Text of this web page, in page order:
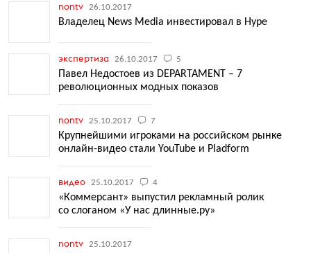
nontv 26.10.2017
Владелец News Media инвестировал в Hype
экспертиза 26.10.2017 5
Павел Недостоев из DEPARTAMENT – 7
революционных модных показов
nontv 25.10.2017 7
Крупнейшими игроками на российском рынке
онлайн-видео стали YouTube и Pladform
видео 25.10.2017 4
«Коммерсант» выпустил рекламный ролик
со слоганом «У нас длинные.ру»
nontv 25.10.2017